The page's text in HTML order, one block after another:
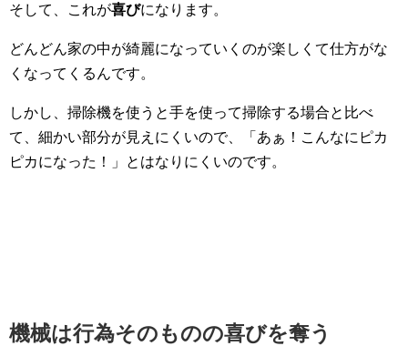
そして、これが喜びになります。
どんどん家の中が綺麗になっていくのが楽しくて仕方がな
くなってくるんです。
しかし、掃除機を使うと手を使って掃除する場合と比べ
て、細かい部分が見えにくいので、「あぁ！こんなにピカ
ピカになった！」とはなりにくいのです。
機械は行為そのものの喜びを奪う